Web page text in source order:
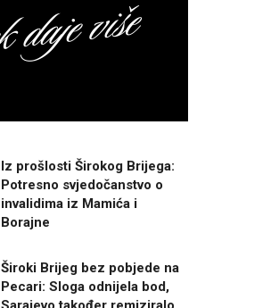
Iz prošlosti Širokog Brijega:
Potresno svjedočanstvo o
invalidima iz Mamića i
Borajne
Široki Brijeg bez pobjede na
Pecari: Sloga odnijela bod,